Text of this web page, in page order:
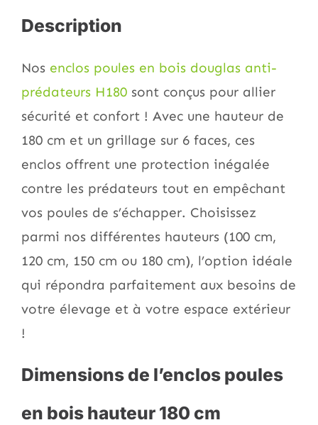
Description
Nos enclos poules en bois douglas anti-
prédateurs H180 sont conçus pour allier
sécurité et confort ! Avec une hauteur de
180 cm et un grillage sur 6 faces, ces
enclos offrent une protection inégalée
contre les prédateurs tout en empêchant
vos poules de s’échapper. Choisissez
parmi nos différentes hauteurs (100 cm,
120 cm, 150 cm ou 180 cm), l’option idéale
qui répondra parfaitement aux besoins de
votre élevage et à votre espace extérieur
!
Dimensions de l’enclos poules
en bois hauteur 180 cm